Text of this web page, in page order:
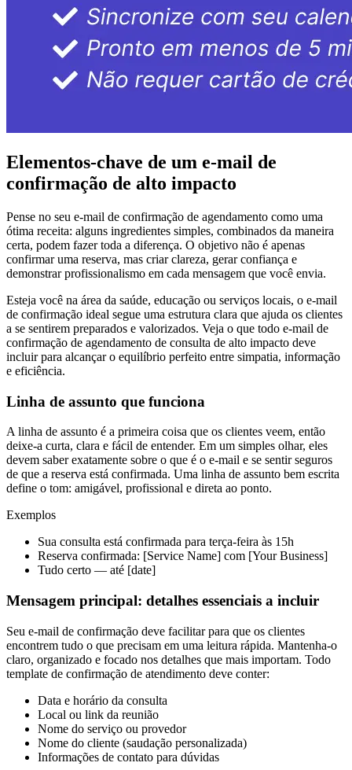
Elementos-chave de um e-mail de
confirmação de alto impacto
Pense no seu e-mail de confirmação de agendamento como uma
ótima receita: alguns ingredientes simples, combinados da maneira
certa, podem fazer toda a diferença. O objetivo não é apenas
confirmar uma reserva, mas criar clareza, gerar confiança e
demonstrar profissionalismo em cada mensagem que você envia.
Esteja você na área da saúde, educação ou serviços locais, o e-mail
de confirmação ideal segue uma estrutura clara que ajuda os clientes
a se sentirem preparados e valorizados. Veja o que todo e-mail de
confirmação de agendamento de consulta de alto impacto deve
incluir para alcançar o equilíbrio perfeito entre simpatia, informação
e eficiência.
Linha de assunto que funciona
A linha de assunto é a primeira coisa que os clientes veem, então
deixe-a curta, clara e fácil de entender. Em um simples olhar, eles
devem saber exatamente sobre o que é o e-mail e se sentir seguros
de que a reserva está confirmada. Uma linha de assunto bem escrita
define o tom: amigável, profissional e direta ao ponto.
Exemplos
Sua consulta está confirmada para terça-feira às 15h
Reserva confirmada: [Service Name] com [Your Business]
Tudo certo — até [date]
Mensagem principal: detalhes essenciais a incluir
Seu e-mail de confirmação deve facilitar para que os clientes
encontrem tudo o que precisam em uma leitura rápida. Mantenha-o
claro, organizado e focado nos detalhes que mais importam. Todo
template de confirmação de atendimento deve conter:
Data e horário da consulta
Local ou link da reunião
Nome do serviço ou provedor
Nome do cliente (saudação personalizada)
Informações de contato para dúvidas